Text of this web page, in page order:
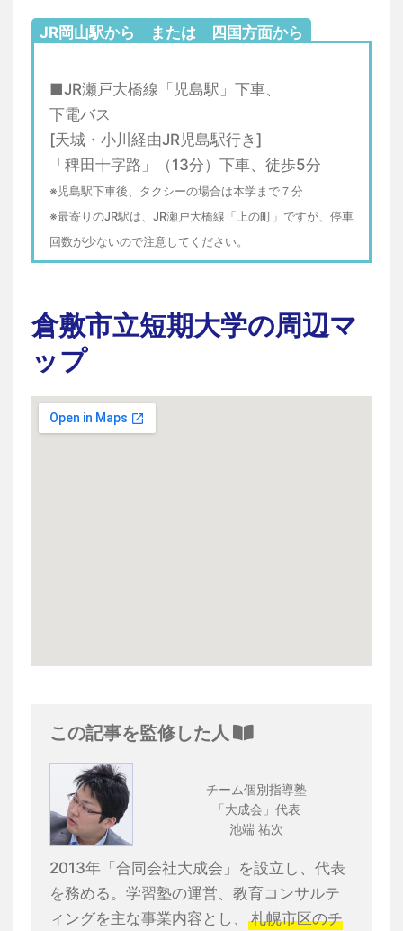
JR岡山駅から または 四国方面から
■JR瀬戸大橋線「児島駅」下車、
下電バス
[天城・小川経由JR児島駅行き]
「稗田十字路」（13分）下車、徒歩5分
※児島駅下車後、タクシーの場合は本学まで７分
※最寄りのJR駅は、JR瀬戸大橋線「上の町」ですが、停車
回数が少ないので注意してください。
倉敷市立短期大学の周辺マ
ップ
この記事を監修した人
チーム個別指導塾
「大成会」代表
池端 祐次
2013年「合同会社大成会」を設立し、代表
を務める。学習塾の運営、教育コンサルテ
ィングを主な事業内容とし、
札幌市区のチ